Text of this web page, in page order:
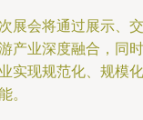
展会将通过展示、交
产业深度融合，同时
实现规范化、规模化
。